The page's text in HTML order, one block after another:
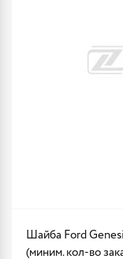
Шайба Ford
(миним. кол-во